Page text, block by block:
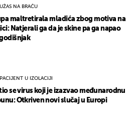
UŽAS NA BRAČU
maltretirala mladića zbog motiva na
Natjerali ga da je skine pa ga napao
PACIJENT U IZOLACIJI
se virus koji je izazvao međunarodnu
Otkriven novi slučaj u Europi